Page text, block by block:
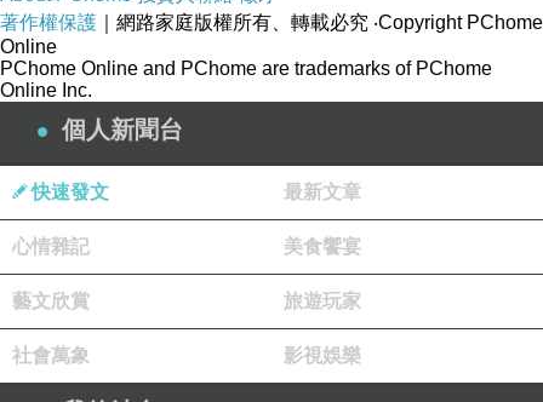
還特別揭祕每年5-6月是米清庫存的時間，買到
「米尾」可有特別的煮法呢；花蓮野菜市場裡的
彭金妹，帶我們煮野菜大鍋湯，還告訴我們原住
民是怎麼吃籐條的嫩芽心；緬甸華僑鄭尚仁，分
享如何品嚐融合印度、泰國、雲南的緬甸料理，
還順手示範了緬式印度餅的簡易作法……
就像平常逛菜市場的閒話家常，我們發現，原
來，真正的大廚不在餐廳，而是隱身在生活的市
場裡。好吃編輯部走訪全台，尋找菜市場內的飲
食行家，聽食物的故事、菜市場的故事、生活的
著作權保護 ｜網路家庭版權所有、轉載必究 ‧Copyright PChome
Online
PChome Online and PChome are trademarks of PChome
Online Inc.
個人新聞台
快速發文 最新文章
心情雜記 美食饗宴
藝文欣賞 旅遊玩家
社會萬象 影視娛樂